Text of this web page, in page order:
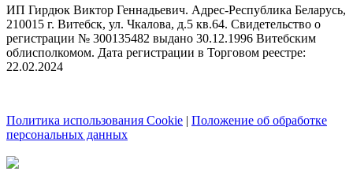
ИП Гирдюк Виктор Геннадьевич. Адрес-Республика Беларусь,
210015 г. Витебск, ул. Чкалова, д.5 кв.64. Свидетельство о
регистрации № 300135482 выдано 30.12.1996 Витебским
облисполкомом. Дата регистрации в Торговом реестре:
22.02.2024
Политика использования Cookie | Положение об обработке
персональных данных